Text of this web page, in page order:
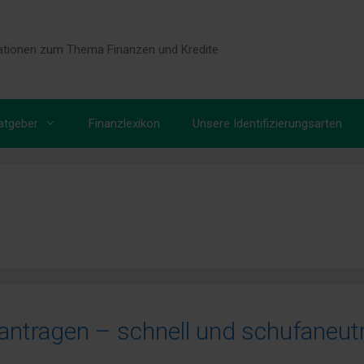
zum Thema Finanzen und Kredite
Finanzlexikon Unsere Identifizierungsarten
– schnell und